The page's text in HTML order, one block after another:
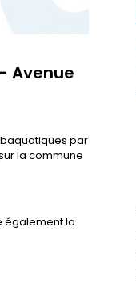
Avenue
par
la commune
également la